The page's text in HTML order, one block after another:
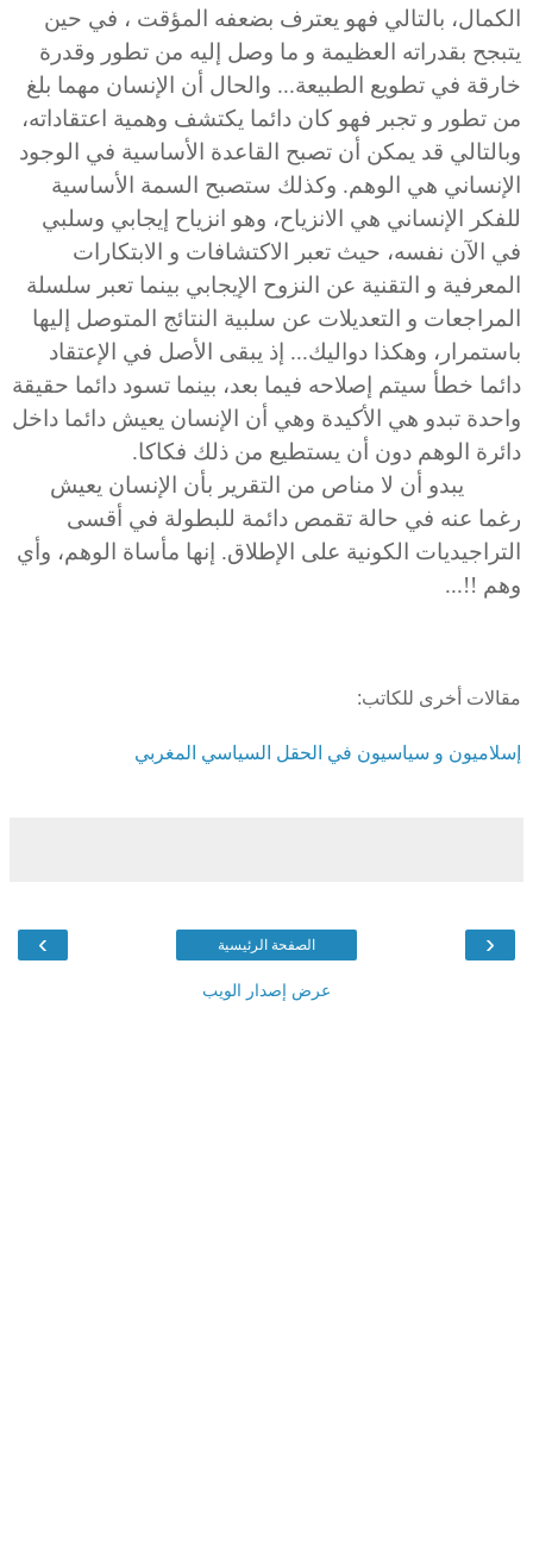
الكمال، بالتالي فهو يعترف بضعفه المؤقت ، في حين
يتبجح بقدراته العظيمة و ما وصل إليه من تطور وقدرة
خارقة في تطويع الطبيعة... والحال أن الإنسان مهما بلغ
من تطور و تجبر فهو كان دائما يكتشف وهمية اعتقاداته،
وبالتالي قد يمكن أن تصبح القاعدة الأساسية في الوجود
الإنساني هي الوهم. وكذلك ستصبح السمة الأساسية
للفكر الإنساني هي الانزياح، وهو انزياح إيجابي وسلبي
في الآن نفسه، حيث تعبر الاكتشافات و الابتكارات
المعرفية و التقنية عن النزوح الإيجابي بينما تعبر سلسلة
المراجعات و التعديلات عن سلبية النتائج المتوصل إليها
باستمرار، وهكذا دواليك... إذ يبقى الأصل في الإعتقاد
دائما خطأ سيتم إصلاحه فيما بعد، بينما تسود دائما حقيقة
واحدة تبدو هي الأكيدة وهي أن الإنسان يعيش دائما داخل
دائرة الوهم دون أن يستطيع من ذلك فكاكا.
يبدو أن لا مناص من التقرير بأن الإنسان يعيش
رغما عنه في حالة تقمص دائمة للبطولة في أقسى
التراجيديات الكونية على الإطلاق. إنها مأساة الوهم، وأي
وهم !!...
مقالات أخرى للكاتب:
إسلاميون و سياسيون في الحقل السياسي المغربي
‹
› الصفحة الرئيسية
عرض إصدار الويب